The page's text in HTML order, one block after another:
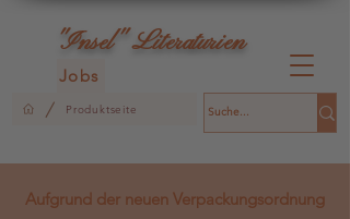
"Insel"Literaturien
/ Produktseite
Jobs
Aufgrund der neuen Verpackungsordnung